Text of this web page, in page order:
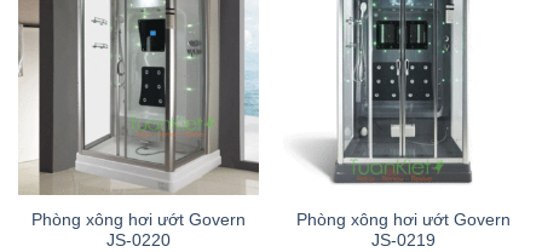
wishlist
Phòng xông hơi ướt Govern
JS-0220
Phòng xông hơi ướt Govern
JS-0219